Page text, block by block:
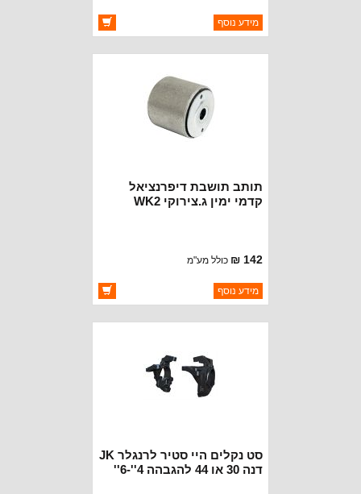
ברקוד: 4779706AA
יצרן:OAKMAN OFFROAD
מידע נוסף
תותב תושבת דיפרנציאל
קדמי ימין ג.צירוקי WK2
142 ₪ כולל מע"מ
ברקוד: 52124994AB
יצרן:OAKMAN OFFROAD
מידע נוסף
סט נקלים היי סטיר לרנגלר JK
דנה 30 או 44 להגבהה 4''-6''